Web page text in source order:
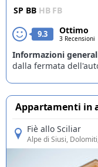
SP BB HB FB
9.3 Ottimo
3 Recensioni
Informazioni
dalla fermata
Appartamenti in
Fiè allo Sciliar
Alpe di Siusi,